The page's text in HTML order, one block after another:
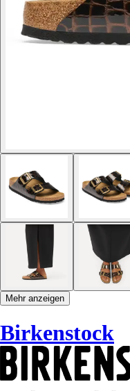
Mehr anzeigen
Birkenstock